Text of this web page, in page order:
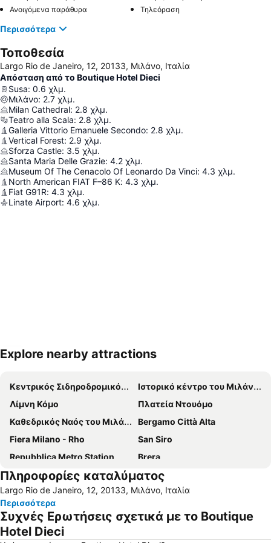
Ανοιγόμενα παράθυρα
Τηλεόραση
Περισσότερα
Τοποθεσία
Largo Rio de Janeiro, 12, 20133, Μιλάνο, Ιταλία
Απόσταση από το Boutique Hotel Dieci
Susa: 0.6 χλμ.
Μιλάνο: 2.7 χλμ.
Milan Cathedral: 2.8 χλμ.
Teatro alla Scala: 2.8 χλμ.
Galleria Vittorio Emanuele Secondo: 2.8 χλμ.
Vertical Forest: 2.9 χλμ.
Sforza Castle: 3.5 χλμ.
Santa Maria Delle Grazie: 4.2 χλμ.
Museum Of The Cenacolo Of Leonardo Da Vinci: 4.3 χλμ.
North American FIAT F–86 K: 4.3 χλμ.
Fiat G91R: 4.3 χλμ.
Linate Airport: 4.6 χλμ.
Ανάπτυξη χάρτη
Explore nearby attractions
Κεντρικός Σιδηροδρομικός Σταθμός του Μιλάνου
Ιστορικό κέντρο του Μιλάνου
Λίμνη Κόμο
Πλατεία Ντουόμο
Καθεδρικός Ναός του Μιλάνου
Bergamo Città Alta
Fiera Milano - Rho
San Siro
Repubblica Metro Station
Brera
San Siro Stadio Metro Station
Silvio Berlusconi Milan Malpensa Airport
Navigli
Duomo Metro Station
Stazione di Bergamo
Centrale Metro Station
Milano Santa Giulia
Πληροφορίες καταλύματος
Largo Rio de Janeiro, 12, 20133, Μιλάνο, Ιταλία
Περισσότερα
Συχνές Ερωτήσεις σχετικά με το Boutique
Hotel Dieci